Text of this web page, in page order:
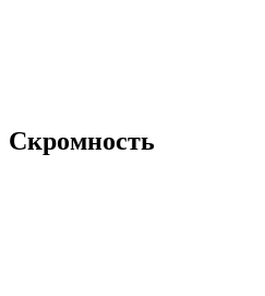
Скромность